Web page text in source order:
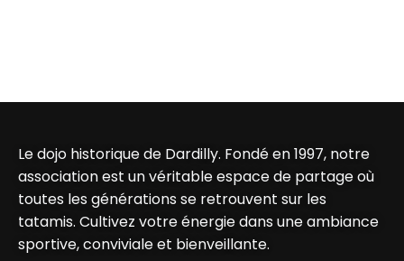
Le dojo historique de Dardilly. Fondé en 1997, notre
association est un véritable espace de partage où
toutes les générations se retrouvent sur les
tatamis. Cultivez votre énergie dans une ambiance
sportive, conviviale et bienveillante.